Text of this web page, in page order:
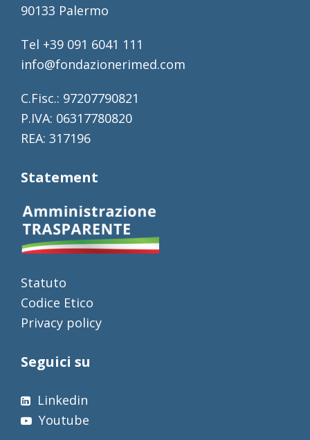
90133 Palermo
Tel +39 091 6041 111
info@fondazionerimed.com
C.Fisc.: 97207790821
P.IVA: 06317780820
REA: 317196
Statement
Statuto
Codice Etico
Privacy policy
Seguici su
Linkedin
Youtube